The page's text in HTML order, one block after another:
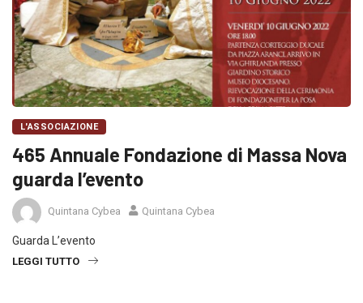
L'ASSOCIAZIONE
465 Annuale Fondazione di Massa Nova
guarda l’evento
Quintana Cybea Quintana Cybea
Guarda L’evento
LEGGI TUTTO